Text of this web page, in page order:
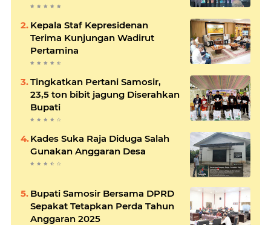
Kepala Staf Kepresidenan
Terima Kunjungan Wadirut
Pertamina
Tingkatkan Pertani Samosir,
23,5 ton bibit jagung Diserahkan
Bupati
Kades Suka Raja Diduga Salah
Gunakan Anggaran Desa
Bupati Samosir Bersama DPRD
Sepakat Tetapkan Perda Tahun
Anggaran 2025